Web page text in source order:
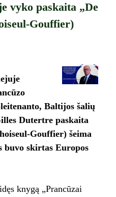
vyko paskaita „De
Gouffier)
Baltijos šalių
Dutertre paskaita
Gouffier) šeima
buvo skirtas Europos
knygą „Prancūzai